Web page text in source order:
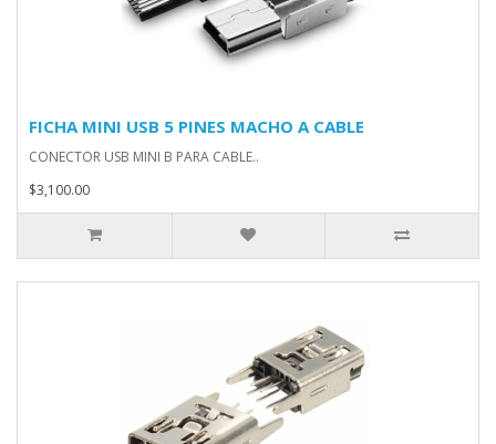
FICHA MINI USB 5 PINES MACHO A CABLE
CONECTOR USB MINI B PARA CABLE..
$3,100.00